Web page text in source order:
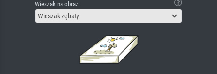
Wieszak na obraz
Wieszak zębaty